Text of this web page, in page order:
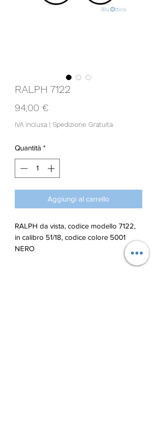
RALPH 7122
94,00 €
IVA inclusa | Spedizione Gratuita
Quantità *
Aggiungi al carrello
RALPH da vista, codice modello 7122,
in calibro 51/18, codice colore 5001
NERO